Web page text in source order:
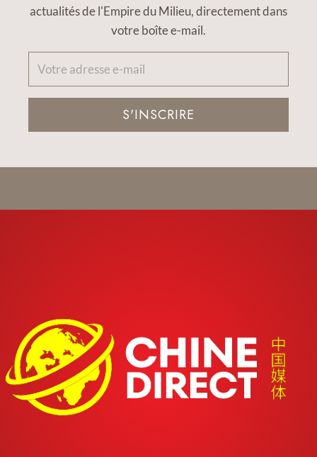
actualités de l'Empire du Milieu, directement dans
votre boîte e-mail.
S'INSCRIRE